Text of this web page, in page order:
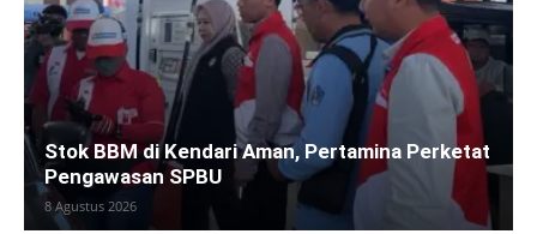
Stok BBM di Kendari Aman, Pertamina Perketat
Pengawasan SPBU
8 Agustus 2026